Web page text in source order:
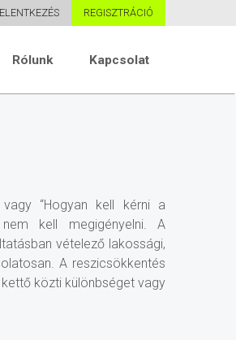
REGISZTRÁCIÓ
Rólunk Kapcsolat
“Hogyan kell kérni a
kell megigényelni. A
vételező lakossági,
A reszicsökkentés
közti különbséget vagy